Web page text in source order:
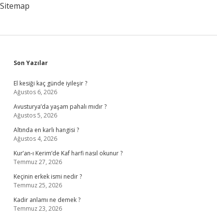
Sitemap
Sidebar
Son Yazılar
El kesiği kaç günde iyileşir ?
Ağustos 6, 2026
Avusturya’da yaşam pahalı mıdır ?
Ağustos 5, 2026
Altında en karlı hangisi ?
Ağustos 4, 2026
Kur’an-ı Kerim’de Kaf harfi nasıl okunur ?
Temmuz 27, 2026
Keçinin erkek ismi nedir ?
Temmuz 25, 2026
Kadir anlamı ne demek ?
Temmuz 23, 2026